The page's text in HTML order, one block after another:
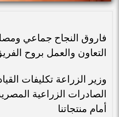
فاروق النجاح جماعي
التعاون والعمل بروح
وزير الزراعة تكليفات
الصادرات الزراعية
أمام منتجاتنا